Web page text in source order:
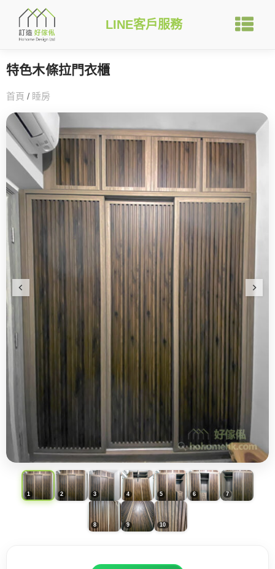
LINE客戶服務
特色木條拉門衣櫃
首頁 / 睡房